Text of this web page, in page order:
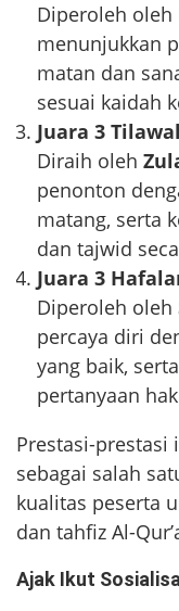
Diperoleh oleh
menunjukkan
matan dan
sesuai kaidah
Juara 3
Diraih oleh
penonton
matang, serta
dan tajwid
Juara 3
Diperoleh oleh
percaya diri
yang baik,
pertanyaan
Prestasi-prestasi
sebagai salah
kualitas peserta
dan tahfiz Al-
Ajak Ikut